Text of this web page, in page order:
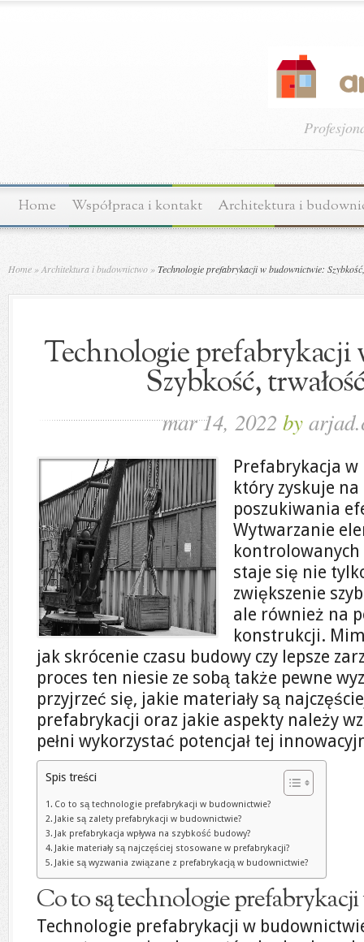
Home Współpraca i kontakt Architektura i
Home »Architektura i budownictwo »Technologie prefabrykacji w budownictwie:
Technologie
Szybkość,
mar 14, 2022 by
Prefabrykacja
który zyskuje
poszukiwania
Wytwarzanie
staje się nie
zwiększenie
ale również na
konstrukcji.
jak skrócenie czasu budowy czy lepsze
proces ten niesie ze sobą także pewne
przyjrzeć się, jakie materiały są
prefabrykacji oraz jakie aspekty należy
pełni wykorzystać potencjał tej
Spis treści
Co to są technologie prefabrykacji w budownictwie?
Jakie są zalety prefabrykacji w budownictwie?
Jak prefabrykacja wpływa na szybkość budowy?
Jakie materiały są najczęściej stosowane w prefabrykacji?
Jakie są wyzwania związane z prefabrykacją w budownictwie?
Co to są technologie
Technologie prefabrykacji w